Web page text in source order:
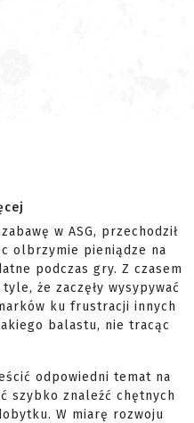
w ASG, przechodził
olbrzymie pieniądze na
podczas gry. Z czasem
że zaczęły wysypywać
ku frustracji innych
balastu, nie tracąc
odpowiedni temat na
szybko znaleźć chętnych
W miarę rozwoju